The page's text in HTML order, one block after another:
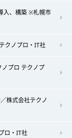
入、構築 ※札幌市
クノプロ・IT社
ノプロ テクノプ
株式会社テクノ
ロ・IT社